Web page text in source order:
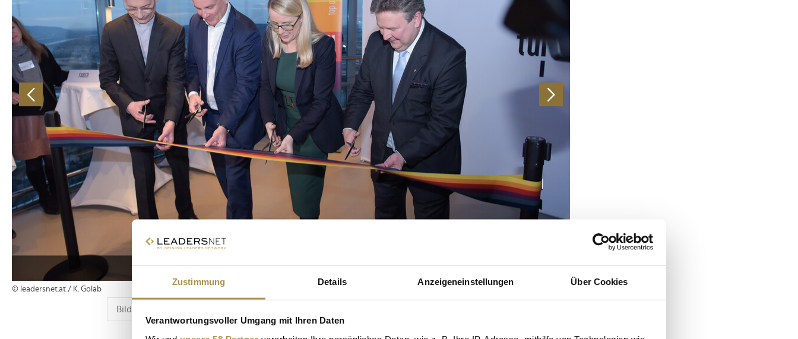
Zustimmung Details Anzeigeneinstellungen Über Cookies
Verantwortungsvoller Umgang mit Ihren Daten
© leadersnet.at / K. Golab